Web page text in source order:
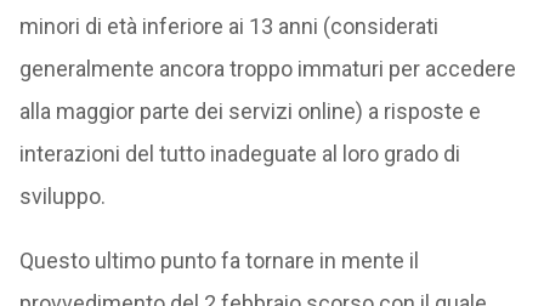
minori di età inferiore ai 13 anni (considerati
generalmente ancora troppo immaturi per accedere
alla maggior parte dei servizi online) a risposte e
interazioni del tutto inadeguate al loro grado di
sviluppo.
Questo ultimo punto fa tornare in mente il